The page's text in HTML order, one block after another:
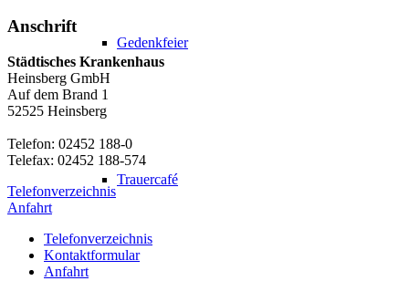
Gedenkfeier
Trauercafé
Anschrift
Städtisches Krankenhaus
Heinsberg GmbH
Auf dem Brand 1
52525 Heinsberg
Telefon: 02452 188-0
Telefax: 02452 188-574
Telefonverzeichnis
Anfahrt
Telefonverzeichnis
Kontaktformular
Anfahrt